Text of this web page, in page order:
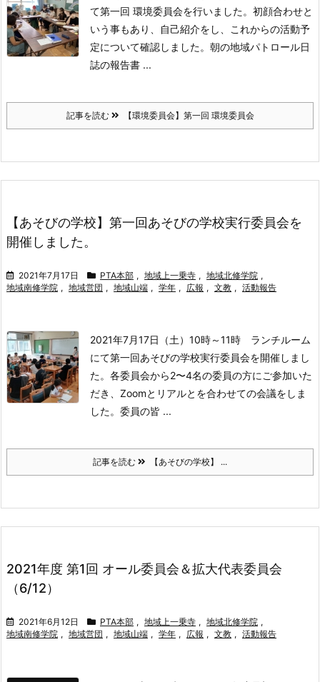
て第一回 環境委員会を行いました。 初顔合わせと
いう事もあり、自己紹介をし、これからの活動予
定について確認しました。 朝の地域パトロール日
誌の報告書 ...
記事を読む 【環境委員会】第一回 環境委員会
【あそびの学校】第一回あそびの学校実行委員会を
開催しました。
2021年7月17日 PTA本部 , 地域上一乗寺 , 地域北修学院 ,
地域南修学院 , 地域営団 , 地域山端 , 学年 , 広報 , 文教 , 活動報告
2021年7月17日（土）10時～11時 ランチルーム
にて第一回あそびの学校実行委員会を開催しまし
た。 各委員会から2〜4名の委員の方にご参加いた
だき、Zoomとリアルとを合わせての会議をしま
した。 委員の皆 ...
記事を読む 【あそびの学校】 ...
2021年度 第1回 オール委員会＆拡大代表委員会
（6/12）
2021年6月12日 PTA本部 , 地域上一乗寺 , 地域北修学院 ,
地域南修学院 , 地域営団 , 地域山端 , 学年 , 広報 , 文教 , 活動報告